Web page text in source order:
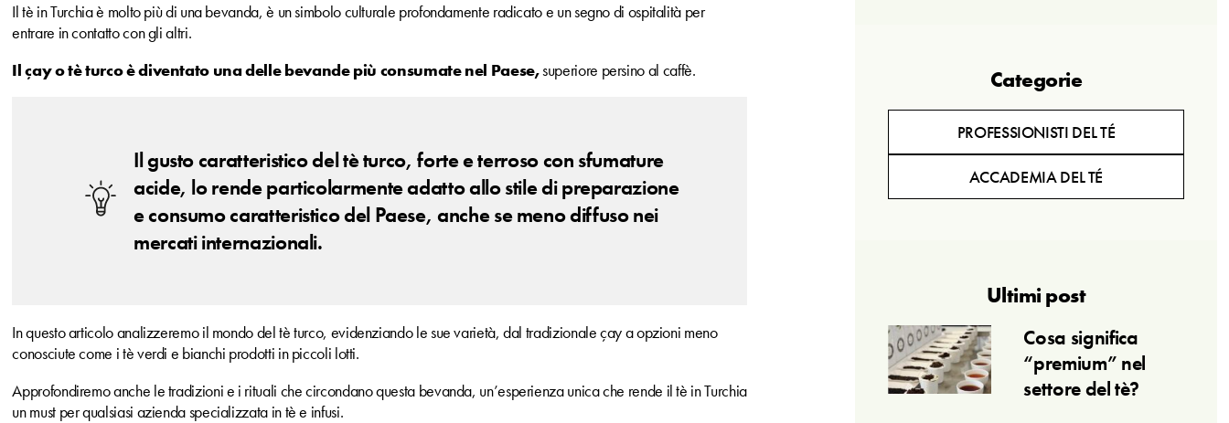
Il tè in Turchia è molto più di una bevanda, è un simbolo culturale profondamente radicato e un segno di ospitalità per
entrare in contatto con gli altri.
Il çay o tè turco è diventato una delle bevande più consumate nel Paese,superiore persino al caffè.
Il gusto caratteristico del tè turco, forte e terroso con sfumature
acide, lo rende particolarmente adatto allo stile di preparazione
e consumo caratteristico del Paese, anche se meno diffuso nei
mercati internazionali.
In questo articolo analizzeremo il mondo del tè turco, evidenziando le sue varietà, dal tradizionale çay a opzioni meno
conosciute come i tè verdi e bianchi prodotti in piccoli lotti.
Approfondiremo anche le tradizioni e i rituali che circondano questa bevanda, un’esperienza unica che rende il tè in Turchia
un must per qualsiasi azienda specializzata in tè e infusi.
Categorie
PROFESSIONISTI DEL TÉ
ACCADEMIA DEL TÉ
Ultimi post
Cosa significa
“premium” nel
settore del tè?